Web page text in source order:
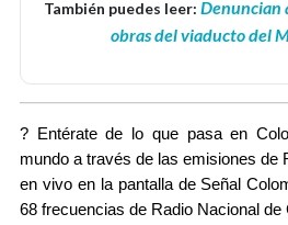
También puedes leer: Denuncian
obras del viaducto del
? Entérate de lo que pasa en
mundo a través de las emisiones de
en vivo en la pantalla de Señal
68 frecuencias de Radio Nacional de